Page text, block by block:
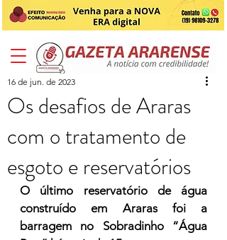
Os desafios de Araras
com o tratamento de
esgoto e reservatórios
16 de jun. de 2023
O último reservatório de água
construído em Araras foi a
barragem no Sobradinho “Água